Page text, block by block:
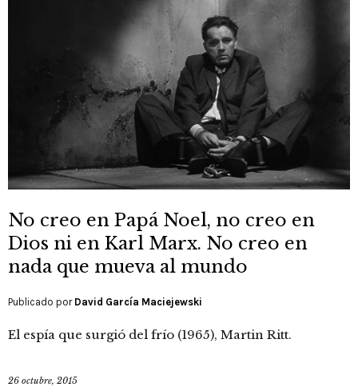
No creo en Papá Noel, no creo en
Dios ni en Karl Marx. No creo en
nada que mueva al mundo
Publicado por David García Maciejewski
El espía que surgió del frío (1965), Martin Ritt.
26 octubre, 2015